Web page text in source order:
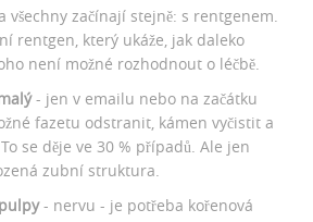
všechny začínají stejně: s rentgenem.
rentgen, který ukáže, jak daleko
není možné rozhodnout o léčbě.
- jen v emailu nebo na začátku
fazetu odstranit, kámen vyčistit a
se děje ve 30 % případů. Ale jen
zubní struktura.
- nervu - je potřeba kořenová